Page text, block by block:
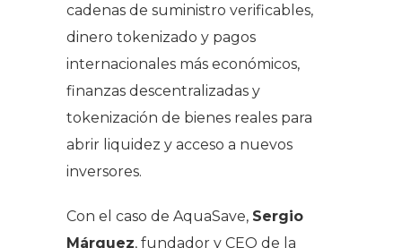
cadenas de suministro verificables,
dinero tokenizado y pagos
internacionales más económicos,
finanzas descentralizadas y
tokenización de bienes reales para
abrir liquidez y acceso a nuevos
inversores.
Con el caso de AquaSave, Sergio
Márquez, fundador y CEO de la